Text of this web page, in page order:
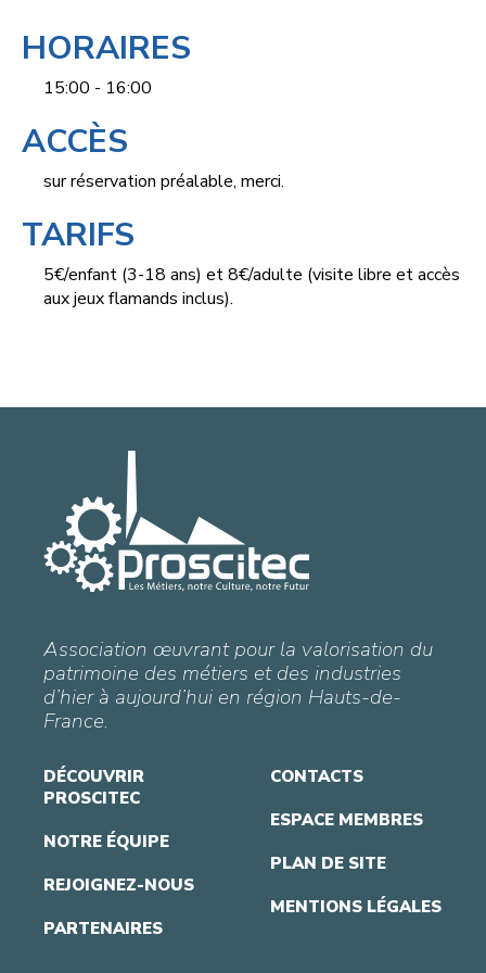
HORAIRES
15:00 - 16:00
ACCÈS
sur réservation préalable, merci.
TARIFS
5€/enfant (3-18 ans) et 8€/adulte (visite libre et accès
aux jeux flamands inclus).
Association œuvrant pour la valorisation du
patrimoine des métiers et des industries
d’hier à aujourd’hui en région Hauts-de-
France.
DÉCOUVRIR
PROSCITEC
NOTRE ÉQUIPE
REJOIGNEZ-NOUS
PARTENAIRES
CONTACTS
ESPACE MEMBRES
PLAN DE SITE
MENTIONS LÉGALES